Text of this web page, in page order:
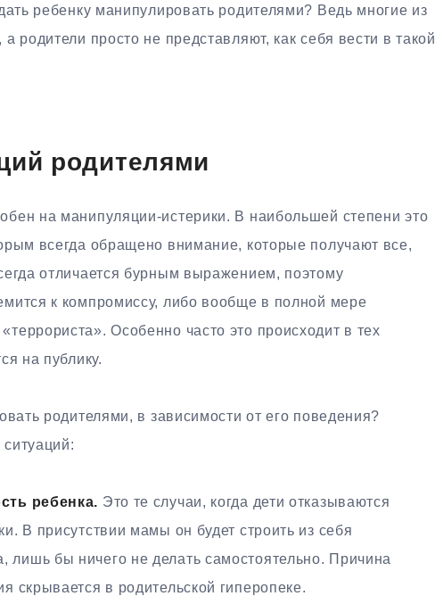
ребенку манипулировать родителями? Ведь многие из
родители просто не представляют, как себя вести в такой
родителями
на манипуляции-истерики. В наибольшей степени это
всегда обращено внимание, которые получают все,
отличается бурным выражением, поэтому
к компромиссу, либо вообще в полной мере
Особенно часто это происходит в тех
на публику.
родителями, в зависимости от его поведения?
ребенка. Это те случаи, когда дети отказываются
В присутствии мамы он будет строить из себя
бы ничего не делать самостоятельно. Причина
скрывается в родительской гиперопеке.